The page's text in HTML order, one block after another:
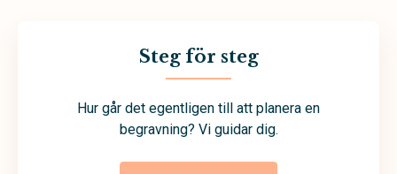
Steg för steg
Hur går det egentligen till att planera en
begravning? Vi guidar dig.